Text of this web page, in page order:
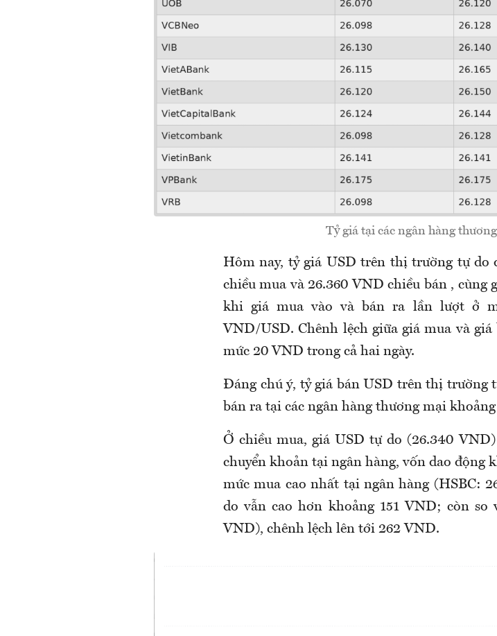
Tỷ giá tại các ngân hàng
Hômnay, tỷ giá USD trên thị trường tự do
chiều mua và 26.360 VND chiều bán , cùng
khi giá mua vào và bán ra lần lượt ở
VND/USD. Chênh lệch giữa giá mua và
mức 20 VND trong cả hai ngày.
Đáng chú ý, tỷ giá bánUSD trên thị trường
bán ra tại các ngân hàng thương mại
Ở chiều mua, giá USD tự do (26.340
chuyển khoản tại ngân hàng, vốn dao động
mức mua cao nhất tại ngân hàng (HSBC:
do vẫn cao hơn khoảng 151 VND; còn
VND), chênh lệch lên tới 262 VND.